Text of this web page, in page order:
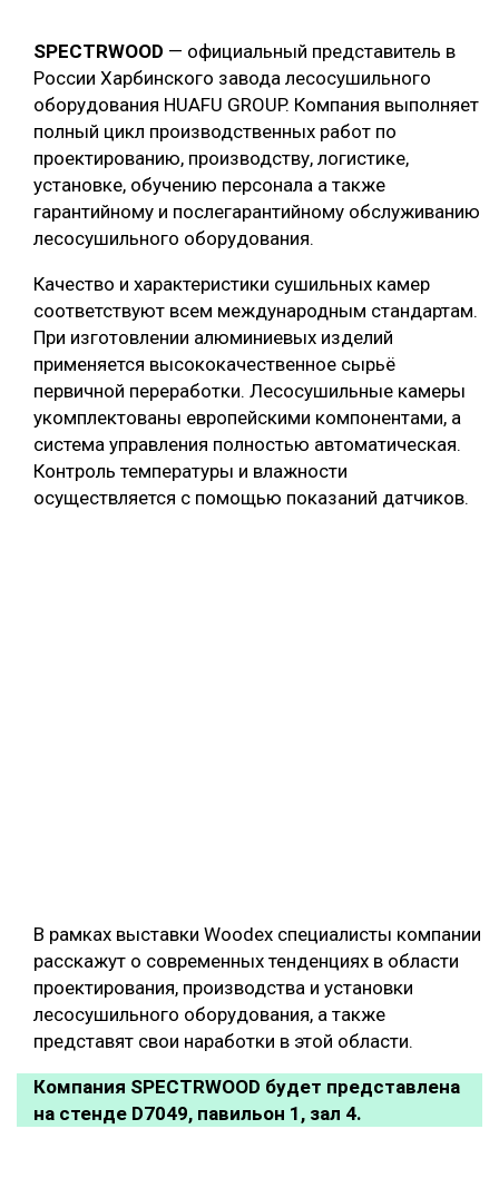
МЕБЕЛЬНОЕ ПРОИЗВОДСТВО
SPECTRWOOD — официальный представитель в
России Харбинского завода лесосушильного
оборудования HUAFU GROUP. Компания выполняет
полный цикл производственных работ по
проектированию, производству, логистике,
установке, обучению персонала а также
гарантийному и послегарантийному обслуживанию
лесосушильного оборудования.
Качество и характеристики сушильных камер
соответствуют всем международным стандартам.
При изготовлении алюминиевых изделий
применяется высококачественное сырьё
первичной переработки. Лесосушильные камеры
укомплектованы европейскими компонентами, а
система управления полностью автоматическая.
Контроль температуры и влажности
осуществляется с помощью показаний датчиков.
В рамках выставки Woodex специалисты компании
расскажут о современных тенденциях в области
проектирования, производства и установки
лесосушильного оборудования, а также
представят свои наработки в этой области.
Компания SPECTRWOOD будет представлена
на стенде D7049, павильон 1, зал 4.